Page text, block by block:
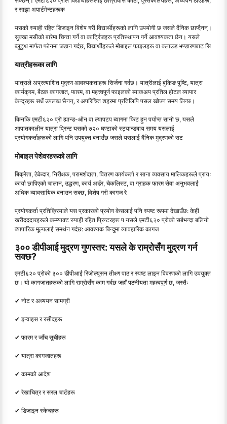
र साझा अपार्टमेन्टहरूक
यसको स्याही रहित डिजाइन विशेष गरी विद्यार्थीहरूको लागि उपयोगी छ जसले दैनिक छाप्दैनन्।
सुक्खा मसीको बारेमा चिन्ता गर्ने वा कार्ट्रिजहरू प्रतिस्थापन गर्ने आवश्यकता छैन। यसले
ब्लुटुथ मार्फत फोनमा जडान गर्दछ, विद्यार्थीहरूले मोबाइल फाइलहरू वा क्लाउड भण्डारणबाट सि
यात्रीहरूका लागि
यात्राले अप्रत्याशित मुद्रण आवश्यकताहरू सिर्जना गर्दछ। यात्रीलाई बुकिङ पुष्टि, यात्रा
कार्यक्रम, बैठक कागजात, फारम, वा महत्त्वपूर्ण फाइलको ब्याकअप प्रतिल होटल व्यापार
केन्द्रहरू सधैं उपलब्ध छैनन्, र अपरिचित शहरमा प्रतिलिपि पसल खोज्न समय लिन्छ।
किनकि एमटी६२० प्रो ह्यान्ड-ऑन वा ल्यापटप ब्यागमा फिट हुन पर्याप्त सानो छ, यसले
आपातकालीन यात्रा प्रिन्ट यसको ७२० घण्टाको स्ट्यान्डबाय समय यसलाई
प्रयोगकर्ताहरूको लागि पनि उपयुक्त बनाउँछ जसले यसलाई दैनिक मुद्रणको सट
मोबाइल पेशेवरहरूको लागि
बिक्रेता, ठेकेदार, निरीक्षक, परामर्शदाता, वितरण कार्यकर्ता र साना व्यवसाय मालिकहरूले प्रायः
कार्या छापिएको चालान, उद्धरण, कार्य अर्डर, चेकलिस्ट, वा ग्राहक फारम सेवा अनुभवलाई
अधिक व्यावसायिक बनाउन सक्छ, विशेष गरी कागज रे
प्रयोगकर्ता प्रतिक्रियाले यस प्रकारको प्रयोग केसलाई पनि स्पष्ट रूपमा देखाउँछ: केही
खरीदददारहरूले कम्प्याक्ट स्याही रहित प्रिन्टरहरू प यसले एमटी६२० प्रोको सबैभन्दा बलियो
व्यापारिक मूल्यलाई समर्थन गर्दछ: आवश्यक बिन्दुमा व्यावहारिक कागज
३०० डीपीआई मुद्रण गुणस्तर: यसले के राम्रोसँग मुद्रण गर्न
सक्छ?
एमटी६२० प्रोको ३०० डीपीआई रिजोल्युसन तीक्ष्ण पाठ र स्पष्ट लाइन विवरणको लागि उपयुक्त
छ। यो कागजातहरूको लागि राम्रोसँग काम गर्दछ जहाँ पठनीयता महत्वपूर्ण छ, जस्तैः
✔ नोट र अध्ययन सामग्री
✔ इन्वाइस र रसीदहरू
✔ फारम र जाँच सूचीहरू
✔ यात्रा कागजातहरू
✔ कामको आदेश
✔ रेखाचित्र र सरल चार्टहरू
✔ डिजाइन स्केचहरू